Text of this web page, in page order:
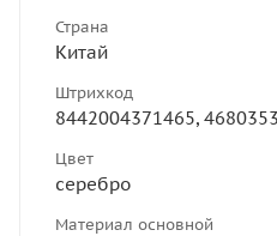
Страна
Китай
Штрихкод
8442004371465,
Цвет
серебро
Материал основной